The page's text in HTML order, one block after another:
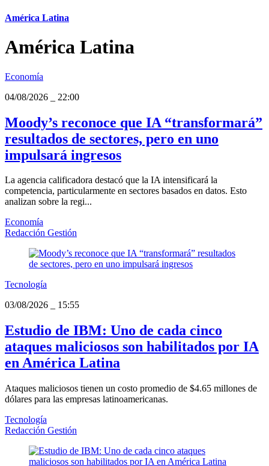
América Latina
América Latina
Economía
04/08/2026
22:00
Moody’s reconoce que IA “transformará”
resultados de sectores, pero en uno
impulsará ingresos
La agencia calificadora destacó que la IA intensificará la
competencia, particularmente en sectores basados en datos. Esto
analizan sobre la regi...
Economía
Redacción Gestión
Tecnología
03/08/2026
15:55
Estudio de IBM: Uno de cada cinco
ataques maliciosos son habilitados por IA
en América Latina
Ataques maliciosos tienen un costo promedio de $4.65 millones de
dólares para las empresas latinoamericanas.
Tecnología
Redacción Gestión